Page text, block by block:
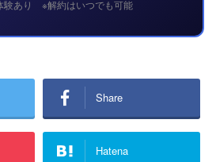
験あり ※解約はいつでも可能
Share
Hatena